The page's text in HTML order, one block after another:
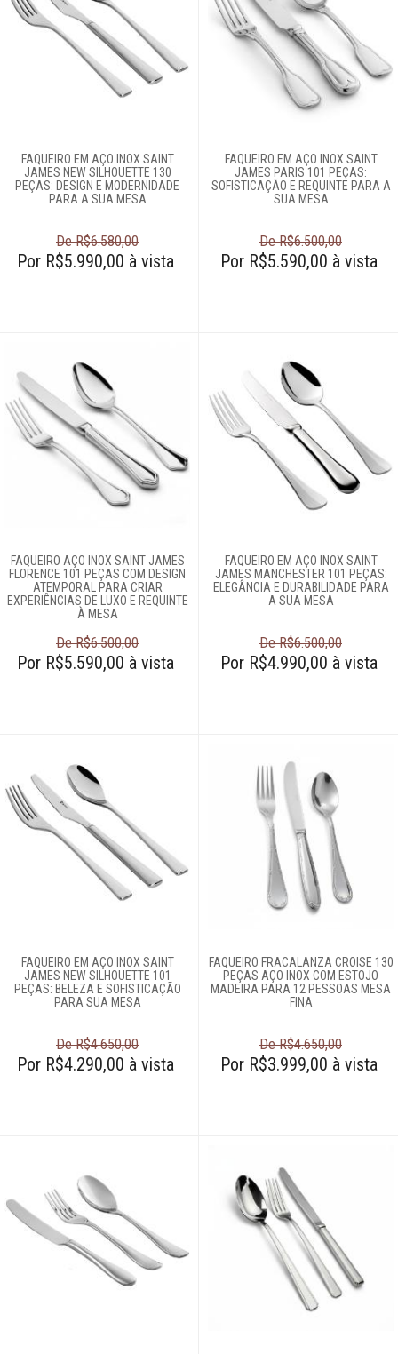
FAQUEIRO EM AÇO INOX SAINT
JAMES NEW SILHOUETTE 130
PEÇAS: DESIGN E MODERNIDADE
PARA A SUA MESA
De R$6.580,00
Por R$5.990,00 à vista
FAQUEIRO EM AÇO INOX SAINT
JAMES PARIS 101 PEÇAS:
SOFISTICAÇÃO E REQUINTE PARA A
SUA MESA
De R$6.500,00
Por R$5.590,00 à vista
FAQUEIRO AÇO INOX SAINT JAMES
FLORENCE 101 PEÇAS COM DESIGN
ATEMPORAL PARA CRIAR
EXPERIÊNCIAS DE LUXO E REQUINTE
À MESA
De R$6.500,00
Por R$5.590,00 à vista
FAQUEIRO EM AÇO INOX SAINT
JAMES MANCHESTER 101 PEÇAS:
ELEGÂNCIA E DURABILIDADE PARA
A SUA MESA
De R$6.500,00
Por R$4.990,00 à vista
FAQUEIRO EM AÇO INOX SAINT
JAMES NEW SILHOUETTE 101
PEÇAS: BELEZA E SOFISTICAÇÃO
PARA SUA MESA
De R$4.650,00
Por R$4.290,00 à vista
FAQUEIRO FRACALANZA CROISE 130
PEÇAS AÇO INOX COM ESTOJO
MADEIRA PARA 12 PESSOAS MESA
FINA
De R$4.650,00
Por R$3.999,00 à vista